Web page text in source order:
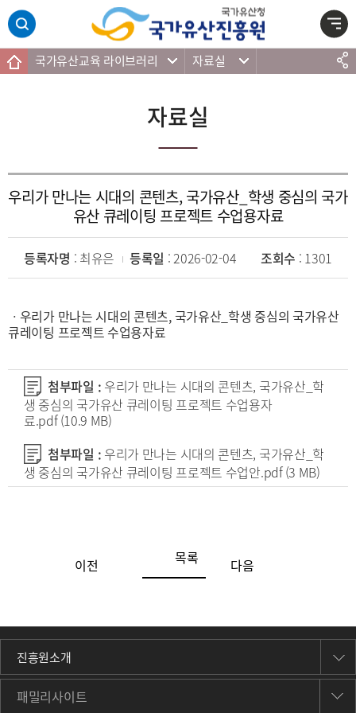
본문 바로가기
주메뉴 바로가기
하단 바로가기
국가유산교육 라이브러리 자료실
자료실
우리가 만나는 시대의 콘텐츠, 국가유산_학생 중심의 국가
유산 큐레이팅 프로젝트 수업용자료
등록자명 : 최유은 등록일 : 2026-02-04 조회수 : 1301
ㆍ우리가 만나는 시대의 콘텐츠, 국가유산_학생 중심의 국가유산
큐레이팅 프로젝트 수업용자료
첨부파일 : 우리가 만나는 시대의 콘텐츠, 국가유산_학
생 중심의 국가유산 큐레이팅 프로젝트 수업용자
료.pdf(10.9 MB)
첨부파일 : 우리가 만나는 시대의 콘텐츠, 국가유산_학
생 중심의 국가유산 큐레이팅 프로젝트 수업안.pdf(3 MB)
이전 목록 다음
진흥원소개
패밀리사이트